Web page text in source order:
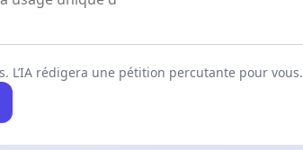
L’IA rédigera une pétition percutante pour vous.